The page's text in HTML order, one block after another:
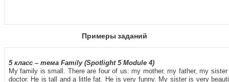
Примеры заданий
5 класс– темаFamily (Spotlight 5 Module 4)
My family is small. There are four of us: my mother, my father, my
doctor. He is tall and a little fat. He is very funny. My sister is very